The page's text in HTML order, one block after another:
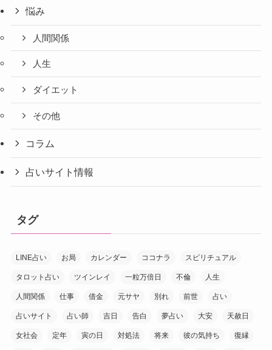
悩み
人間関係
人生
ダイエット
その他
コラム
占いサイト情報
タグ
LINE占い お局 カレンダー ココナラ スピリチュアル
タロット占い ツインレイ 一粒万倍日 不倫 人生
人間関係 仕事 借金 元サヤ 別れ 前世 占い
占いサイト 占い師 吉日 告白 夢占い 大安 天赦日
女社会 定年 寅の日 対処法 将来 彼の気持ち 復縁